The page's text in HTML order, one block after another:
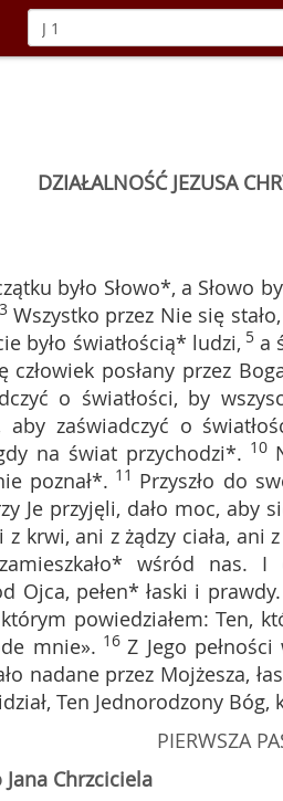
DZIAŁALNOŚĆ JEZUSA
było Słowo*, a Słowo
3 Wszystko przez Nie się
było światłością* ludzi, 5 a
człowiek posłany przez
o światłości, by
aby zaświadczyć o
na świat przychodzi*. 10
poznał*. 11 Przyszło do
Je przyjęli, dało moc, aby
z krwi, ani z żądzy ciała,
wśród nas. I
Ojca, pełen* łaski i prawdy.
powiedziałem: Ten,
mnie». 16 Z Jego
nadane przez Mojżesza,
Ten Jednorodzony
PIERWSZA
Chrzciciela